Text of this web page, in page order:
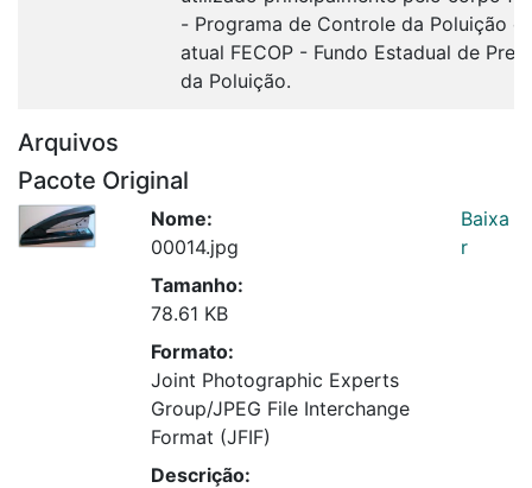
- Programa de Controle da Poluição
atual FECOP - Fundo Estadual de
da Poluição.
Arquivos
Pacote Original
Nome:
00014.jpg
Tamanho:
78.61 KB
Formato:
Joint Photographic Experts
Group/JPEG File Interchange
Format (JFIF)
Descrição:
Baixa
r